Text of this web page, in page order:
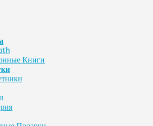
Книги